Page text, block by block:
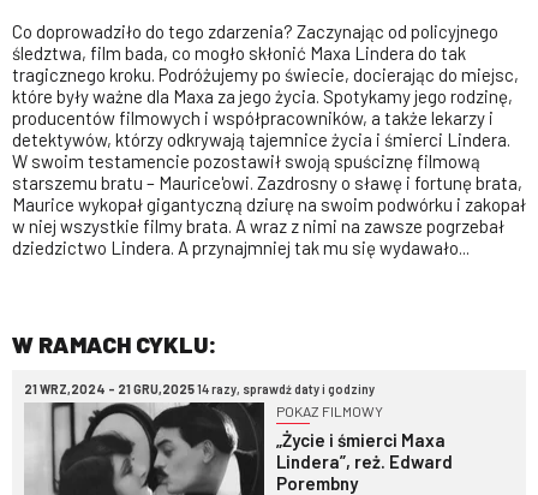
Co doprowadziło do tego zdarzenia? Zaczynając od policyjnego
śledztwa, film bada, co mogło skłonić Maxa Lindera do tak
tragicznego kroku. Podróżujemy po świecie, docierając do miejsc,
które były ważne dla Maxa za jego życia. Spotykamy jego rodzinę,
producentów filmowych i współpracowników, a także lekarzy i
detektywów, którzy odkrywają tajemnice życia i śmierci Lindera.
W swoim testamencie pozostawił swoją spuściznę filmową
starszemu bratu – Maurice'owi. Zazdrosny o sławę i fortunę brata,
Maurice wykopał gigantyczną dziurę na swoim podwórku i zakopał
w niej wszystkie filmy brata. A wraz z nimi na zawsze pogrzebał
dziedzictwo Lindera. A przynajmniej tak mu się wydawało...
W RAMACH CYKLU:
21 WRZ,2024 - 21 GRU,202514 razy, sprawdź daty i godziny
POKAZ FILMOWY
„Życie i śmierci Maxa
Lindera”, reż. Edward
Porembny